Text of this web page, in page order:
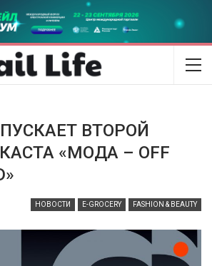
ВТОРОЙ
«МОДА – OFF
НОВОСТИ E-GROCERY FASHION & BEAUTY